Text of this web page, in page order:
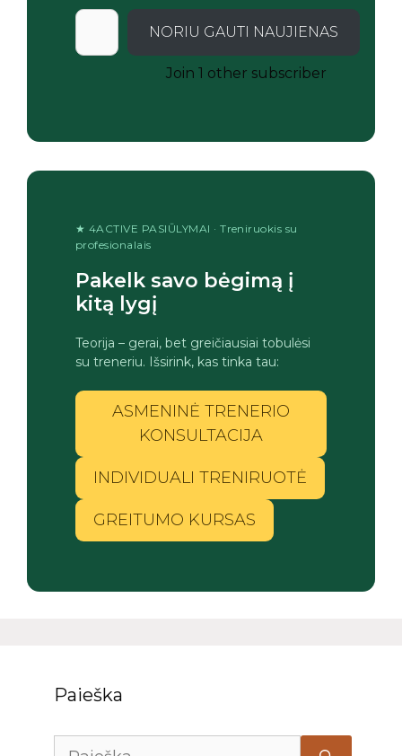
NORIU GAUTI NAUJIENAS
Join 1 other subscriber
★ 4ACTIVE PASIŪLYMAI · Treniruokis su
profesionalais
Pakelk savo bėgimą į
kitą lygį
Teorija – gerai, bet greičiausiai tobulėsi
su treneriu. Išsirink, kas tinka tau:
ASMENINĖ TRENERIO
KONSULTACIJA
INDIVIDUALI TRENIRUOTĖ
GREITUMO KURSAS
Paieška